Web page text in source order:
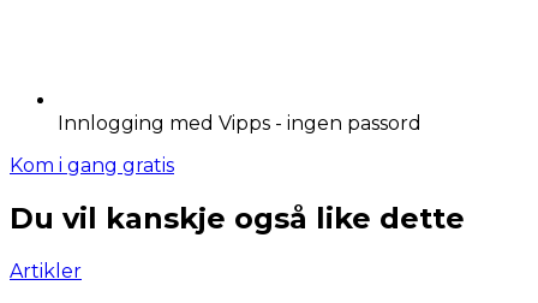
Innlogging med Vipps - ingen passord
Kom i gang gratis
Du vil kanskje også like dette
Artikler